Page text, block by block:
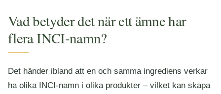
Vad betyder det när ett ämne har
flera INCI-namn?
Det händer ibland att en och samma ingrediens verkar
ha olika INCI-namn i olika produkter – vilket kan skapa